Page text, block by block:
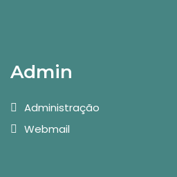
Admin
Administração
Webmail